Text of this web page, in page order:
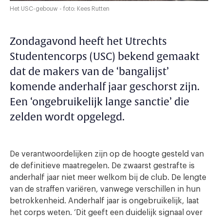
Het USC-gebouw - foto: Kees Rutten
Zondagavond heeft het Utrechts
Studentencorps (USC) bekend gemaakt
dat de makers van de ‘bangalijst’
komende anderhalf jaar geschorst zijn.
Een ‘ongebruikelijk lange sanctie’ die
zelden wordt opgelegd.
De verantwoordelijken zijn op de hoogte gesteld van
de definitieve maatregelen. De zwaarst gestrafte is
anderhalf jaar niet meer welkom bij de club. De lengte
van de straffen variëren, vanwege verschillen in hun
betrokkenheid. Anderhalf jaar is ongebruikelijk, laat
het corps weten. ‘Dit geeft een duidelijk signaal over